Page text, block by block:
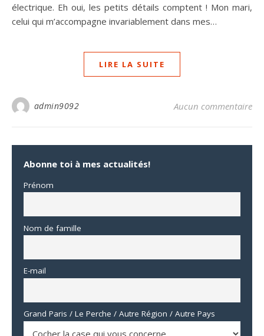
électrique. Eh oui, les petits détails comptent ! Mon mari,
celui qui m’accompagne invariablement dans mes…
LIRE LA SUITE
admin9092 Aucun commentaire
Abonne toi à mes actualités!
Prénom
Nom de famille
E-mail
Grand Paris / Le Perche / Autre Région / Autre Pays